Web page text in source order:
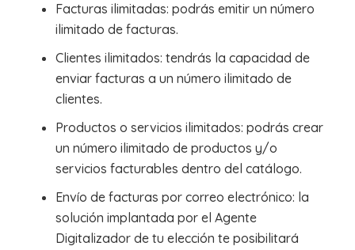
Facturas ilimitadas: podrás emitir un número
ilimitado de facturas.
Clientes ilimitados: tendrás la capacidad de
enviar facturas a un número ilimitado de
clientes.
Productos o servicios ilimitados: podrás crear
un número ilimitado de productos y/o
servicios facturables dentro del catálogo.
Envío de facturas por correo electrónico: la
solución implantada por el Agente
Digitalizador de tu elección te posibilitará